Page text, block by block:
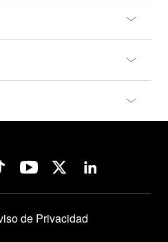
de Privacidad